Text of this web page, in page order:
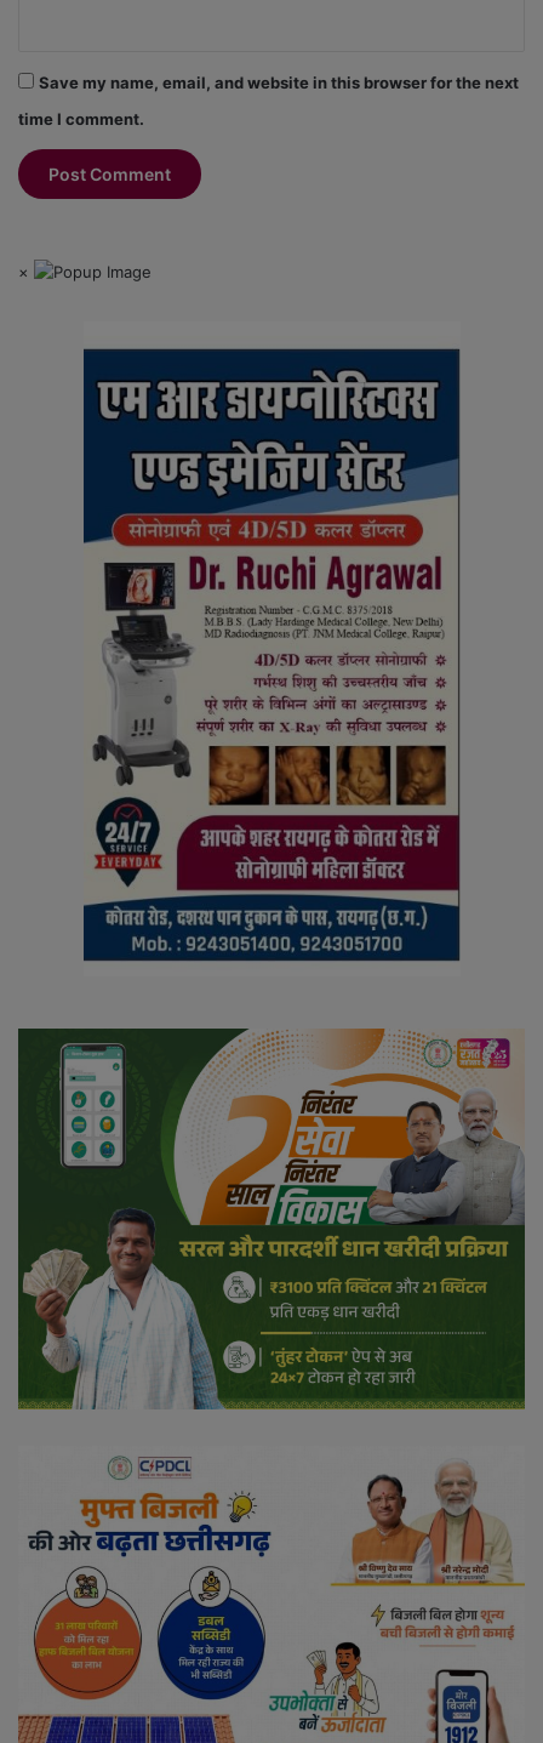
Save my name, email, and website in this browser for the next
time I comment.
×